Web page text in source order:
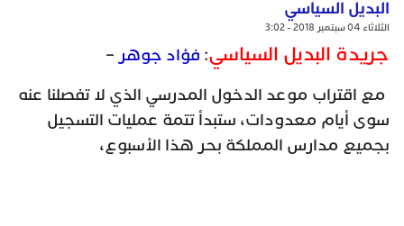
البديل السياسي
الثلاثاء 04 سبتمبر 2018 - 3:02
جريدة البديل السياسي: فؤاد جوهر –
مع اقتراب موعد الدخول المدرسي الذي لا تفصلنا عنه
سوى أيام معدودات، ستبدأ تتمة عمليات التسجيل
بجميع مدارس المملكة بحر هذا الأسبوع،